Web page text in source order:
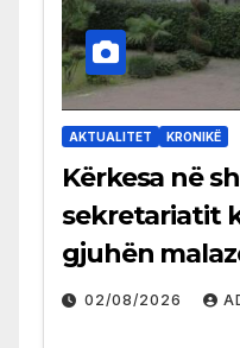
AKTUALITET KRONIKË
Kërkesa në
sekretariatit
gjuhën
02/08/2026